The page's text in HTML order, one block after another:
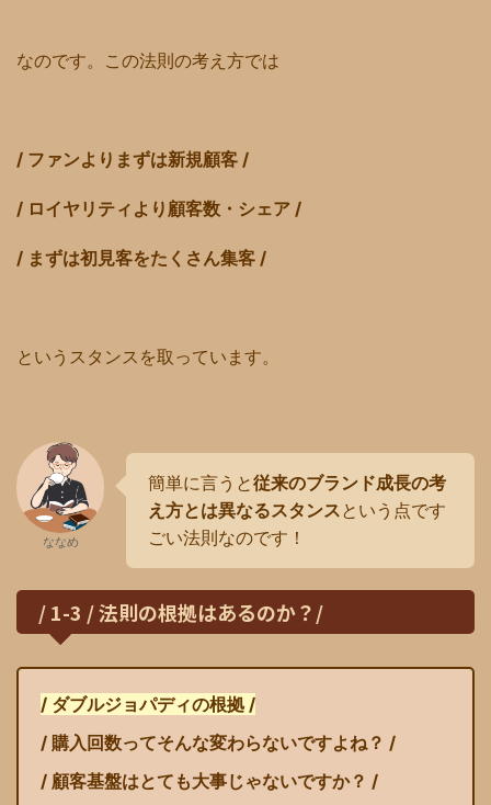
なのです。この法則の考え方では
/ ファンよりまずは新規顧客 /
/ ロイヤリティより顧客数・シェア /
/ まずは初見客をたくさん集客 /
というスタンスを取っています。
ななめ
簡単に言うと従来のブランド成長の考
え方とは異なるスタンスという点です
ごい法則なのです！
/ 1-3 / 法則の根拠はあるのか？/
/ ダブルジョパディの根拠 /
/ 購入回数ってそんな変わらないですよね？ /
/ 顧客基盤はとても大事じゃないですか？ /